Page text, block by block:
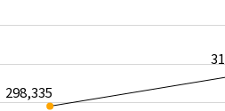
298,335